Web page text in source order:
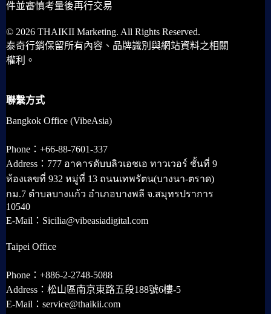
件並審慎考量後再行交易
© 2026 THAIKII Marketing. All Rights Reserved.
泰奇行銷保留所有內容、品牌識別與網站資料之相關
權利。
聯繫方式
Bangkok Office (VibeAsia)
Phone：+66-88-7601-337
Address：777 อาคารดับบลิวเอชเอ ทาวเวอร์ ชั้นที่ 9
ห้องเลขที่ 932 หมู่ที่ 13 ถนนเทพรัตน(บางนา-ตราด)
กม.7 ตำบลบางแก้ว อำเภอบางพลี จ.สมุทรปราการ
10540
E-Mail：Sicilia@vibeasiadigital.com
Taipei Office
Phone：+886-2-2748-5088
Address：松山區南京東路五段188號6樓-5
E-Mail：service@thaikii.com